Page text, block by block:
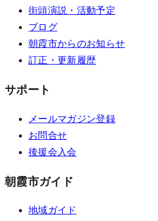
街頭演説・活動予定
ブログ
朝霞市からのお知らせ
訂正・更新履歴
サポート
メールマガジン登録
お問合せ
後援会入会
朝霞市ガイド
地域ガイド